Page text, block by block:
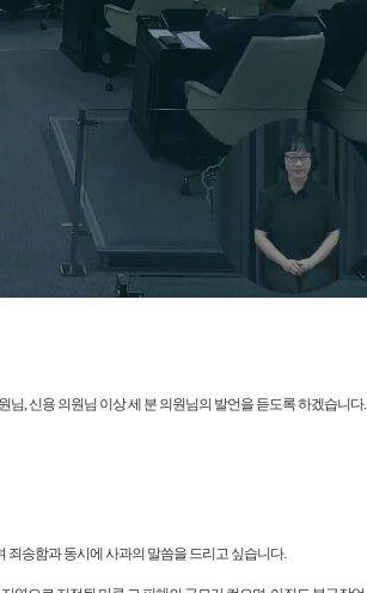
, 신용 의원님 이상 세 분 의원님의 발언을 듣도록 하겠습니다.
죄송함과 동시에 사과의 말씀을 드리고 싶습니다.